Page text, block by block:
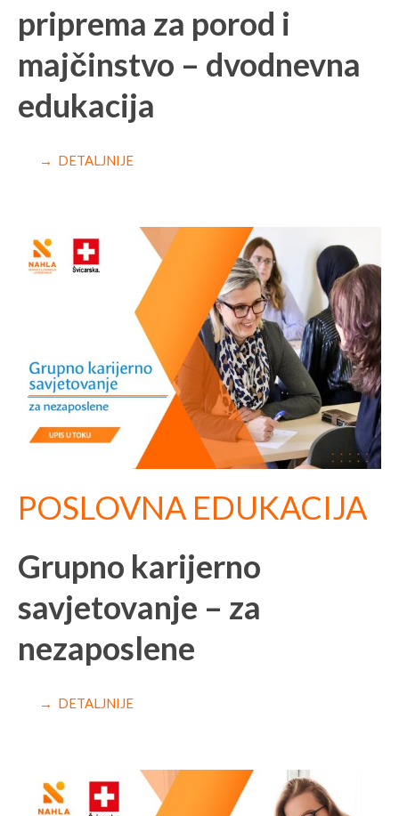
priprema za porod i
majčinstvo – dvodnevna
edukacija
→ DETALJNIJE
POSLOVNA EDUKACIJA
Grupno karijerno
savjetovanje – za
nezaposlene
→ DETALJNIJE